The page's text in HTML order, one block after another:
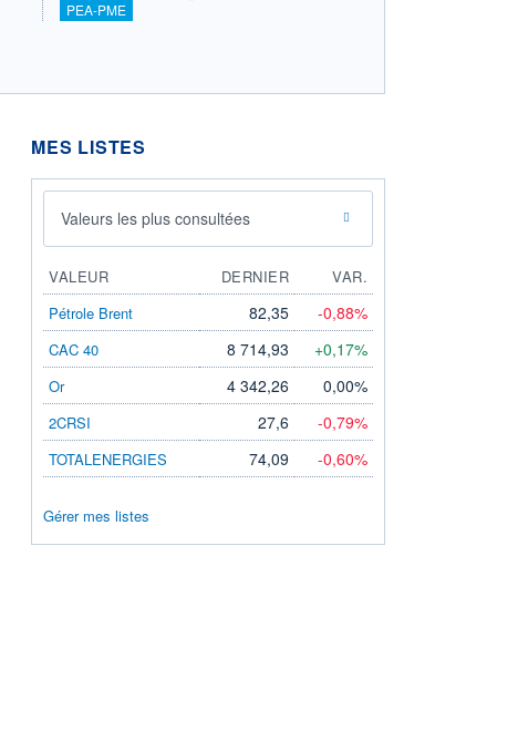
PEA-PME
MES LISTES
Valeurs les plus consultées
VALEUR DERNIER
VAR.
Pétrole Brent
82,35 -0,88%
CAC 40 8 714,93 +0,17%
Or 4 342,26 0,00%
2CRSI 27,6 -0,79%
TOTALENERGIES 74,09 -0,60%
Gérer mes listes